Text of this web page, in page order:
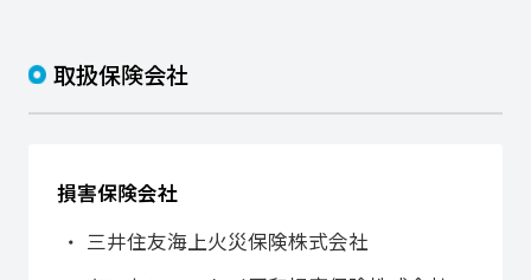
取扱保険会社
損害保険会社
三井住友海上火災保険株式会社